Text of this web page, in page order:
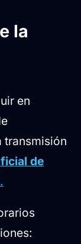
la
en
transmisión
de
.